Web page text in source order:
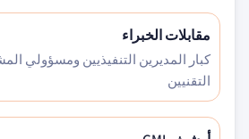
مقابلات الخبراء
كبار المديرين التنفيذيين ومسؤولي
التقنيين